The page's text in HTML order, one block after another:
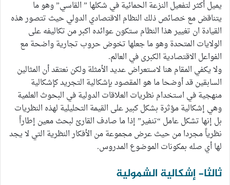
يميل أكثر لتفعيل النزعة الحمائية في شكلها ” القاسي” وهو ما
يتناقض مع خصائص ذلك النظام الاقتصادي الدولي حيث تتصور هذه
القيادة ان تغيير هذا النظام ستكون عوائده اكبر من تكاليفه على
الولايات المتحدة وهو ما جعلها تخوض حروب تجارية واضحة مع
الفواعل الاقتصادية الكبرى في العالم.
ولا يكفي المقام هنا لاستعراض عديد الأمثلة ولكن نعتقد أن المثالين
السابقين قد أوضحا ما هو المقصود بإشكالية التجريد كإشكالية
منهجية في استخدام نظريات العلاقات الدولية في البحوث العلمية
وهي إشكالية مؤثرة بشكل كبير على القيمة التحليلية لهذه النظريات
بل إنها تشكل عامل “تنفير” إذا ما صادف القارئ لبحث معين إطاراً
نظرياً مجردا من حيث عرض مجموعة من الأفكار النظرية التي لا يجد
لها أي صله بمكونات الموضوع المدروس.
ثالثا- إشكالية الشمولية